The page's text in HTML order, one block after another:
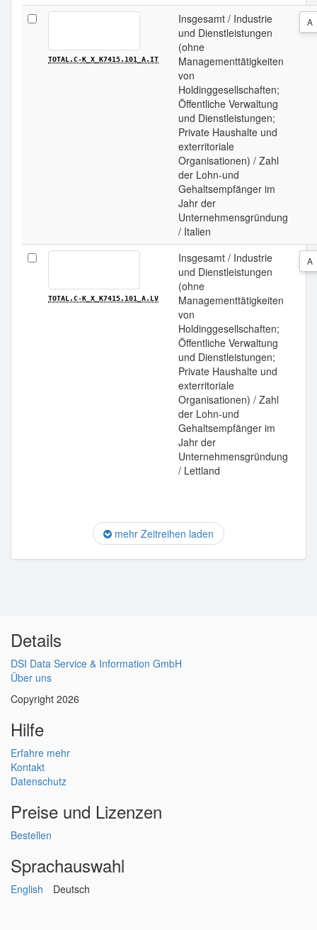
TOTAL.C-K_X_K7415.101_A.IT
Insgesamt / Industrie
und Dienstleistungen
(ohne
Managementtätigkeiten
von
Holdinggesellschaften;
Öffentliche Verwaltung
und Dienstleistungen;
Private Haushalte und
exterritoriale
Organisationen) / Zahl
der Lohn-und
Gehaltsempfänger im
Jahr der
Unternehmensgründung
/ Italien
A
TOTAL.C-K_X_K7415.101_A.LV
Insgesamt / Industrie
und Dienstleistungen
(ohne
Managementtätigkeiten
von
Holdinggesellschaften;
Öffentliche Verwaltung
und Dienstleistungen;
Private Haushalte und
exterritoriale
Organisationen) / Zahl
der Lohn-und
Gehaltsempfänger im
Jahr der
Unternehmensgründung
/ Lettland
A
mehr Zeitreihen laden
Details
DSI Data Service & Information GmbH
Über uns
Copyright 2026
Hilfe
Erfahre mehr
Kontakt
Datenschutz
Preise und Lizenzen
Bestellen
Sprachauswahl
English Deutsch